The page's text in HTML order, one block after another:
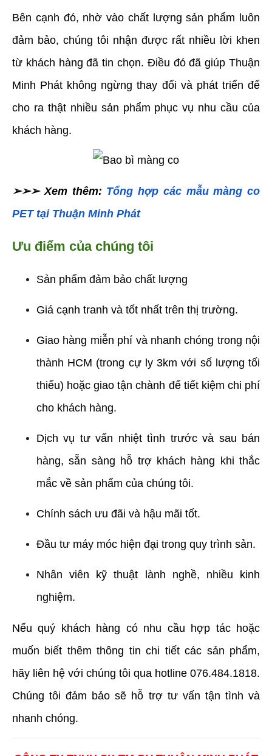
Bên cạnh đó, nhờ vào chất lượng sản phẩm luôn
đảm bảo, chúng tôi nhận được rất nhiều lời khen
từ khách hàng đã tin chọn. Điều đó đã giúp Thuận
Minh Phát không ngừng thay đổi và phát triển để
cho ra thật nhiều sản phẩm phục vụ nhu cầu của
khách hàng.
➢➢➢ Xem thêm: Tổng hợp các mẫu màng co
PET tại Thuận Minh Phát
Ưu điểm của chúng tôi
Sản phẩm đảm bảo chất lượng
Giá cạnh tranh và tốt nhất trên thị trường.
Giao hàng miễn phí và nhanh chóng trong nội
thành HCM (trong cự ly 3km với số lượng tối
thiểu) hoặc giao tận chành để tiết kiệm chi phí
cho khách hàng.
Dịch vụ tư vấn nhiệt tình trước và sau bán
hàng, sẵn sàng hỗ trợ khách hàng khi thắc
mắc về sản phẩm của chúng tôi.
Chính sách ưu đãi và hậu mãi tốt.
Đầu tư máy móc hiện đại trong quy trình sản.
Nhân viên kỹ thuật lành nghề, nhiều kinh
nghiệm.
Nếu quý khách hàng có nhu cầu hợp tác hoặc
muốn biết thêm thông tin chi tiết các sản phẩm,
hãy liên hệ với chúng tôi qua hotline 076.484.1818.
Chúng tôi đảm bảo sẽ hỗ trợ tư vấn tận tình và
nhanh chóng.